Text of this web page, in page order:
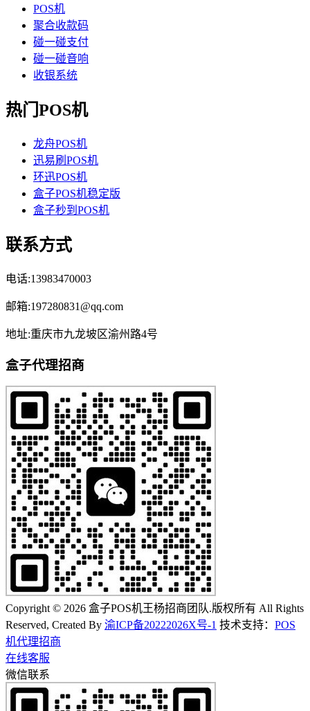
POS机
聚合收款码
碰一碰支付
碰一碰音响
收银系统
热门POS机
龙舟POS机
迅易刷POS机
环迅POS机
盒子POS机稳定版
盒子秒到POS机
联系方式
电话:13983470003
邮箱:197280831@qq.com
地址:重庆市九龙坡区渝州路4号
盒子代理招商
Copyright © 2026 盒子POS机王杨招商团队.版权所有 All Rights
Reserved, Created By 渝ICP备20222026X号-1 技术支持： POS
机代理招商
在线客服
微信联系